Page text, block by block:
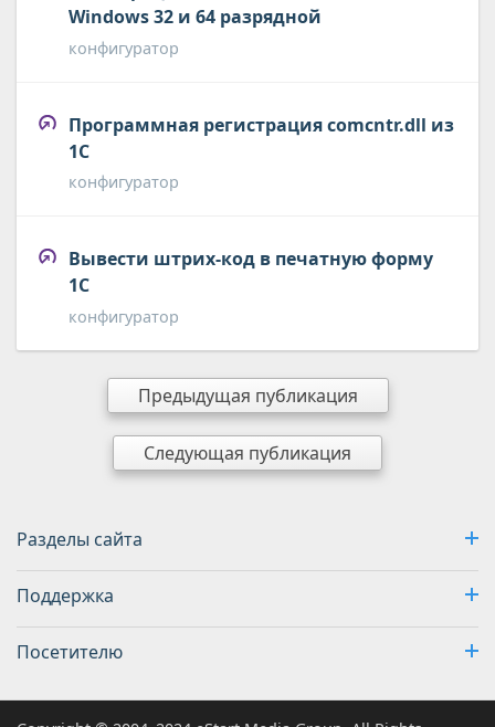
Windows 32 и 64 разрядной
конфигуратор
Программная регистрация comcntr.dll из
1С
конфигуратор
Вывести штрих-код в печатную форму
1С
конфигуратор
Предыдущая публикация
Следующая публикация
Разделы сайта
Поддержка
Посетителю